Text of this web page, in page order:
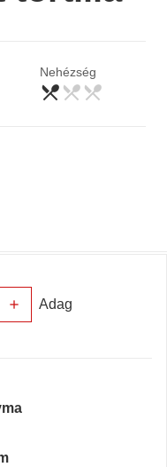
Nehézség
könnyű
restaurant_menu restaurant_menu restaurant_menu
add Adag